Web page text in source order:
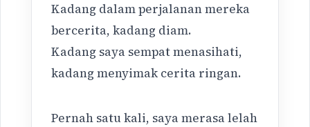
Kadang dalam perjalanan mereka
bercerita, kadang diam.
Kadang saya sempat menasihati,
kadang menyimak cerita ringan.
Pernah satu kali, saya merasa lelah